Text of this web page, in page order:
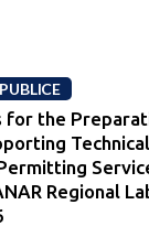
for the
Technical
Regional